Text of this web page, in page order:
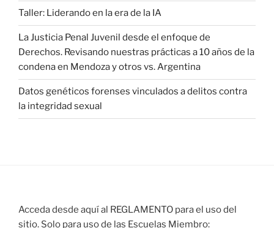
Taller: Liderando en la era de la IA
La Justicia Penal Juvenil desde el enfoque de
Derechos. Revisando nuestras prácticas a 10 años de la
condena en Mendoza y otros vs. Argentina
Datos genéticos forenses vinculados a delitos contra
la integridad sexual
Acceda desde aquí al REGLAMENTO para el uso del
sitio. Solo para uso de las Escuelas Miembro: